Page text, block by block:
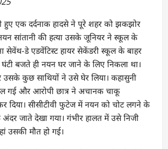
हुए एक दर्दनाक हादसे ने पूरे शहर को झकझोर
सांतानी की हत्या उसके जूनियर ने स्कूल के
सेवेंथ-डे एडवेंटिस्ट हायर सेकेंडरी स्कूल के बाहर
बजते ही नयन घर जाने के लिए निकला था।
कुछ साथियों ने उसे घेर लिया। कहासुनी
गई और आरोपी छात्र ने अचानक चाकू
दिया। सीसीटीवी फुटेज में नयन को चोट लगने के
जाते देखा गया। गंभीर हालत में उसे निजी
उसकी मौत हो गई।